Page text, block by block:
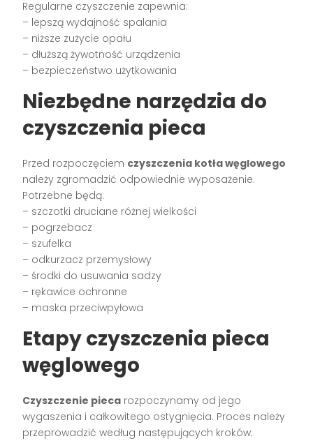
Regularne czyszczenie zapewnia:
– lepszą wydajność spalania
– niższe zużycie opału
– dłuższą żywotność urządzenia
– bezpieczeństwo użytkowania
Niezbędne narzędzia do
czyszczenia pieca
Przed rozpoczęciem czyszczenia kotła węglowego
należy zgromadzić odpowiednie wyposażenie.
Potrzebne będą:
– szczotki druciane różnej wielkości
– pogrzebacz
– szufelka
– odkurzacz przemysłowy
– środki do usuwania sadzy
– rękawice ochronne
– maska przeciwpyłowa
Etapy czyszczenia pieca
węglowego
Czyszczenie pieca rozpoczynamy od jego
wygaszenia i całkowitego ostygnięcia. Proces należy
przeprowadzić według następujących kroków: